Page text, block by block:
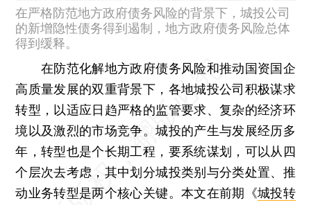
在严格防范地方政府债务风险的背景下，城投公司
的新增隐性债务得到遏制，地方政府债务风险总体
得到缓释。
在防范化解地方政府债务风险和推动国资国企
高质量发展的双重背景下，各地城投公司积极谋求
转型，以适应日趋严格的监管要求、复杂的经济环
境以及激烈的市场竞争。城投的产生与发展经历多
年，转型也是个长期工程，要系统谋划，可以从四
个层次去考虑，其中划分城投类别与分类处置、推
动业务转型是两个核心关键。本文在前期《城投转